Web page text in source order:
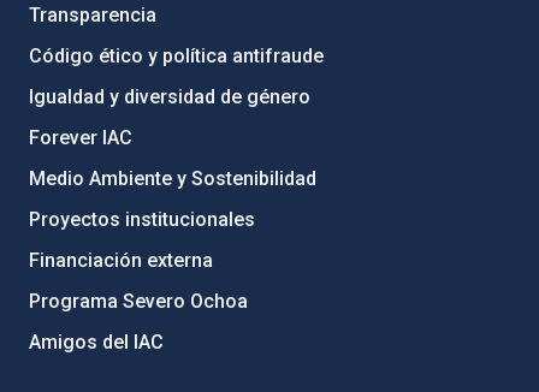
Transparencia
Código ético y política antifraude
Igualdad y diversidad de género
Forever IAC
Medio Ambiente y Sostenibilidad
Proyectos institucionales
Financiación externa
Programa Severo Ochoa
Amigos del IAC